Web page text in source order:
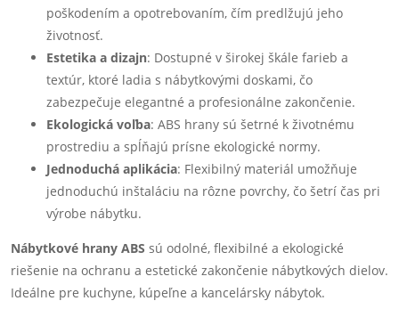
poškodením a opotrebovaním, čím predlžujú jeho
životnosť.
Estetika a dizajn: Dostupné v širokej škále farieb a
textúr, ktoré ladia s nábytkovými doskami, čo
zabezpečuje elegantné a profesionálne zakončenie.
Ekologická voľba: ABS hrany sú šetrné k životnému
prostrediu a spĺňajú prísne ekologické normy.
Jednoduchá aplikácia: Flexibilný materiál umožňuje
jednoduchú inštaláciu na rôzne povrchy, čo šetrí čas pri
výrobe nábytku.
Nábytkové hrany ABS sú odolné, flexibilné a ekologické
riešenie na ochranu a estetické zakončenie nábytkových dielov.
Ideálne pre kuchyne, kúpeľne a kancelársky nábytok.